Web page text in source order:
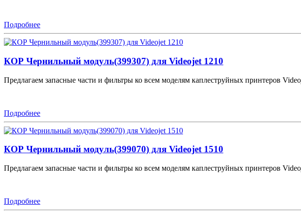
Подробнее
КОР Чернильный модуль(399307) для Videojet 1210
Предлагаем запасные части и фильтры ко всем моделям каплеструйных принтеров
Подробнее
КОР Чернильный модуль(399070) для Videojet 1510
Предлагаем запасные части и фильтры ко всем моделям каплеструйных принтеров
Подробнее